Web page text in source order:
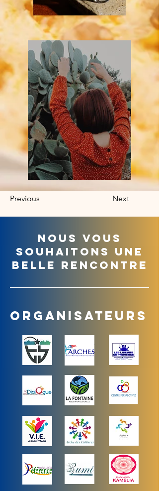
Previous Next
Nous vous
souhaitons une
belle rencontre
OrGanisateurs